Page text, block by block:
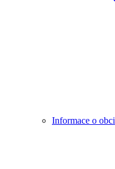
Informace o obci